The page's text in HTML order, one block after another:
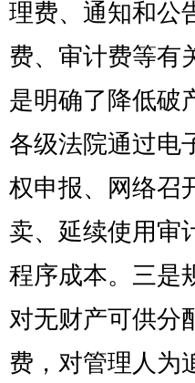
理费、通知和公
费、审计费等有
是明确了降低破
各级法院通过电
权申报、网络召
卖、延续使用审
程序成本。三是
对无财产可供分
费，对管理人为